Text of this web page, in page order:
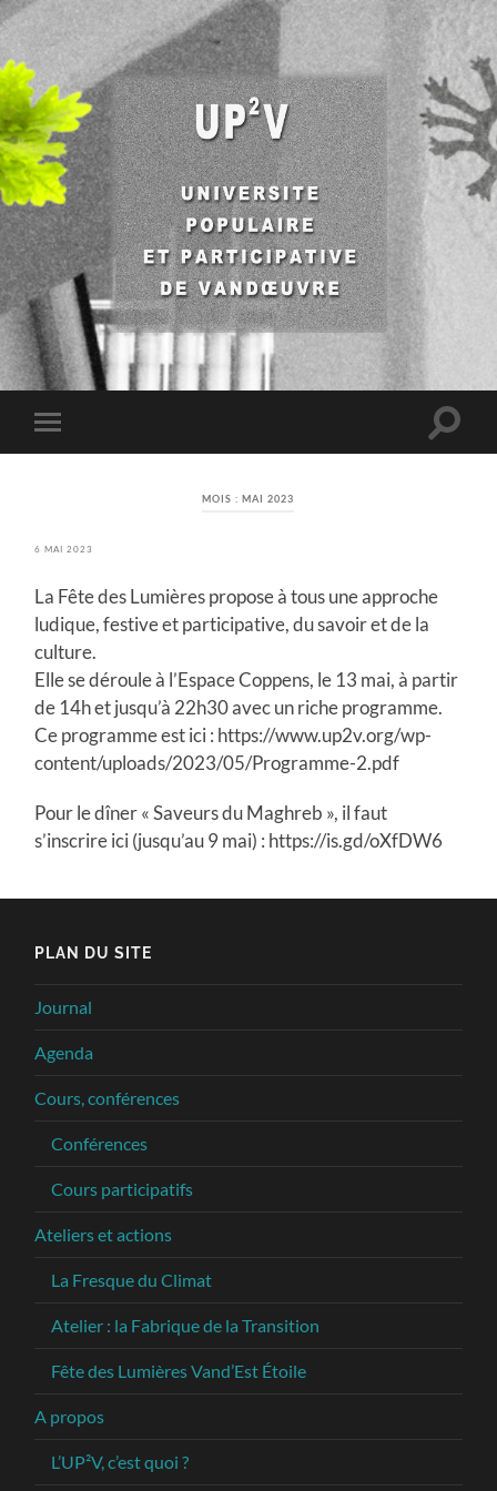
UP2V
Toggle
mobile
Toggle
MOIS :MAI 2023
6 MAI 2023
La Fête des Lumières propose à tous une approche
ludique, festive et participative, du savoir et de la
culture.
Elle se déroule à l’Espace Coppens, le 13 mai, à partir
de 14h et jusqu’à 22h30 avec un riche programme.
Ce programme est ici : https://www.up2v.org/wp-
content/uploads/2023/05/Programme-2.pdf
Pour le dîner « Saveurs du Maghreb », il faut
s’inscrire ici (jusqu’au 9 mai) : https://is.gd/oXfDW6
PLAN DU SITE
Journal
Agenda
Cours, conférences
Conférences
Cours participatifs
Ateliers et actions
La Fresque du Climat
Atelier : la Fabrique de la Transition
Fête des Lumières Vand’Est Étoile
A propos
L’UP²V, c’est quoi ?